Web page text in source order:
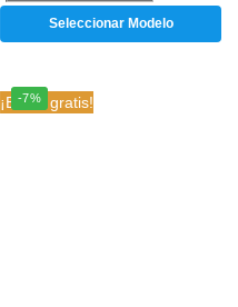
Seleccionar Modelo
-7%
¡Envío gratis!